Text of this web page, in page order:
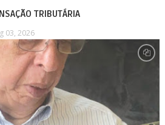
TRIBUTÁRIA
03, 2026